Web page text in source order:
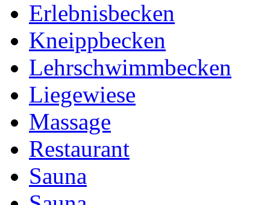
Erlebnisbecken
Kneippbecken
Lehrschwimmbecken
Liegewiese
Massage
Restaurant
Sauna